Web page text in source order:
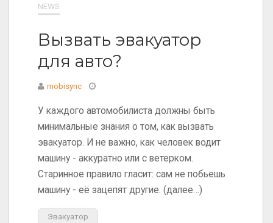
NEWS
Вызвать эвакуатор
для авто?
mobisync
У каждого автомобилиста должны быть
минимальные знания о том, как вызвать
эвакуатор. И не важно, как человек водит
машину - аккуратно или с ветерком.
Старинное правило гласит: сам не побьешь
машину - её зацепят другие. (далее…)
Эвакуатор